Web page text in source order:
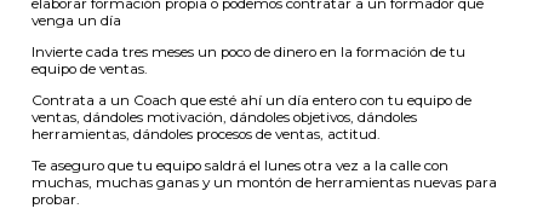
elaborar formación propia o podemos contratar a un formador que
venga un día
Invierte cada tres meses un poco de dinero en la formación de tu
equipo de ventas.
Contrata a un Coach que esté ahí un día entero con tu equipo de
ventas, dándoles motivación, dándoles objetivos, dándoles
herramientas, dándoles procesos de ventas, actitud.
Te aseguro que tu equipo saldrá el lunes otra vez a la calle con
muchas, muchas ganas y un montón de herramientas nuevas para
probar.